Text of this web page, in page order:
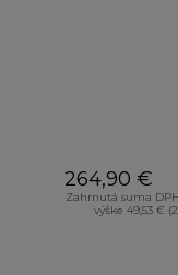
264,90 €
Zahrnutá suma
výške 49,53 €